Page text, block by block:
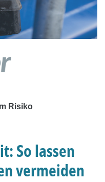
Risiko
So lassen
vermeiden